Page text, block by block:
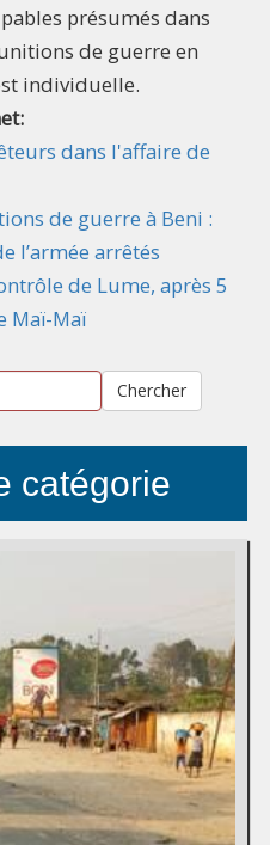
présumés dans
de guerre en
individuelle.
dans l'affaire de
de guerre à Beni :
l’armée arrêtés
de Lume, après 5
Maï-Maï
Chercher
catégorie